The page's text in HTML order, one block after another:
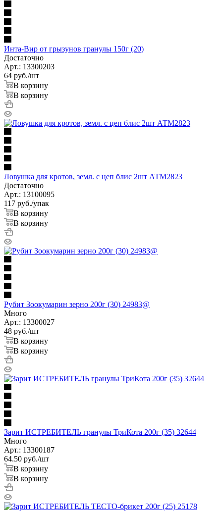
Инта-Вир от грызунов гранулы 150г (20)
Достаточно
Арт.: 13300203
64 руб./шт
В корзину
В корзину
Ловушка для кротов, земл. с цеп блис 2шт АТМ2823
Достаточно
Арт.: 13100095
117 руб./упак
В корзину
В корзину
Рубит Зоокумарин зерно 200г (30) 24983@
Много
Арт.: 13300027
48 руб./шт
В корзину
В корзину
Зарит ИСТРЕБИТЕЛЬ гранулы ТриКота 200г (35) 32644
Много
Арт.: 13300187
64.50 руб./шт
В корзину
В корзину